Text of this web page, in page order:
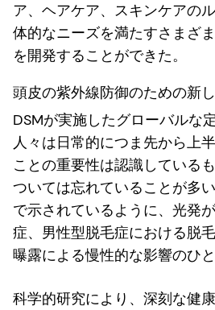
ア、ヘアケア、スキンケアの
体的なニーズを満たすさまざ
を開発することができた。
頭皮の紫外線防御のための新
DSMが実施したグローバルな
人々は日常的につま先から上
ことの重要性は認識している
ついては忘れていることが多
で示されているように、光発
症、男性型脱毛症における脱
曝露による慢性的な影響のひと
科学的研究により、深刻な健